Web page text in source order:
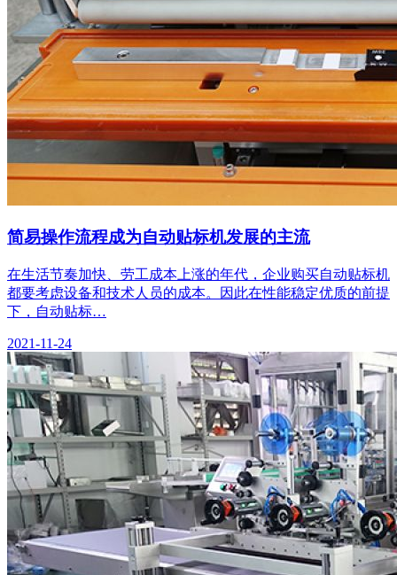
简易操作流程成为自动贴标机发展的主流
在生活节奏加快、劳工成本上涨的年代，企业购买自动贴标机
都要考虑设备和技术人员的成本。因此在性能稳定优质的前提
下，自动贴标…
2021-11-24